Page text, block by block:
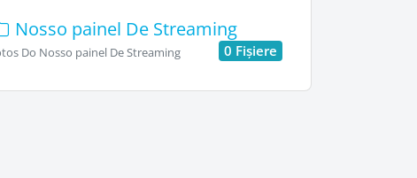
Nosso painel De Streaming
0 Fișiere
Do Nosso painel De Streaming